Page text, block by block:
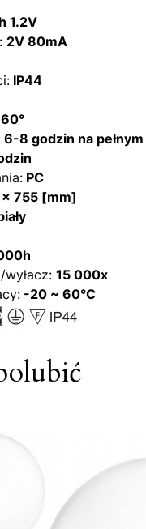
1.2V
2V 80mA
IP44
6-8 godzin na pełnym
PC
755 [mm]
15 000x
-20 ~ 60°C